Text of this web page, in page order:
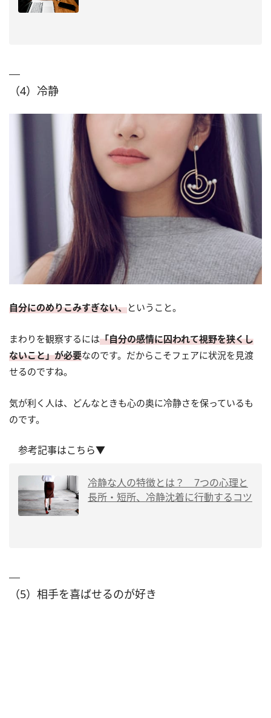
（4）冷静
自分にのめりこみすぎない、ということ。
まわりを観察するには「自分の感情に囚われて視野を狭くし
ないこと」が必要なのです。だからこそフェアに状況を見渡
せるのですね。
気が利く人は、どんなときも心の奥に冷静さを保っているも
のです。
参考記事はこちら▼
冷静な人の特徴とは？ 7つの心理と
長所・短所、冷静沈着に行動するコツ
（5）相手を喜ばせるのが好き